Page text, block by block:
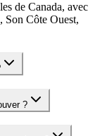
de Canada, avec
Son Côte Ouest,
?